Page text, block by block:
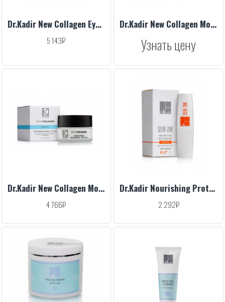
Dr.Kadir New Collagen Eye Contour Cream, 30 ml
5 143₽
Dr.Kadir New Collagen Moisturizer For Normal/Dry Skin SPF=22, 250 ml
Узнать цену
Dr.Kadir New Collagen Moisturizer For Normal/Dry Skin SPF=22, 50 ml
4 766₽
Dr.Kadir Nourishing Protective Lipstick SPF 50, 4.5 g
2 292₽